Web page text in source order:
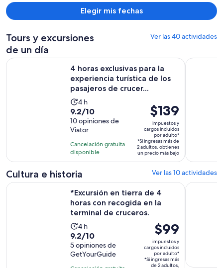
Elegir mis fechas
Tours y excursiones
de un día
Ver las 40 actividades
4 horas exclusivas para la
experiencia turística de los
pasajeros de crucer...
La
actividad
dura
4
horas
4 h
9.2
de
10
con
10
opiniones
9.2/10
10 opiniones de
Viator
Cancelación gratuita
disponible
El
precio
es
de
$139.
por
adulto*
$139
impuestos y
cargos incluidos
por adulto*
*Si ingresas más de
2 adultos, obtienes
un precio más bajo
4 horas exclusivas para la experiencia turística de los
Cultura e historia Ver las 10 actividades
*Excursión en tierra de 4
horas con recogida en la
terminal de cruceros.
La
actividad
dura
4
4 h
9.2
de
10
9.2/10
5 opiniones de
GetYourGuide
El
precio
es
de
$99
impuestos y
cargos incluidos
por adulto*
*Si ingresas más
de 2 adultos,
*Excursión en tierra de 4 horas con recogida en la terminal
Wrestling